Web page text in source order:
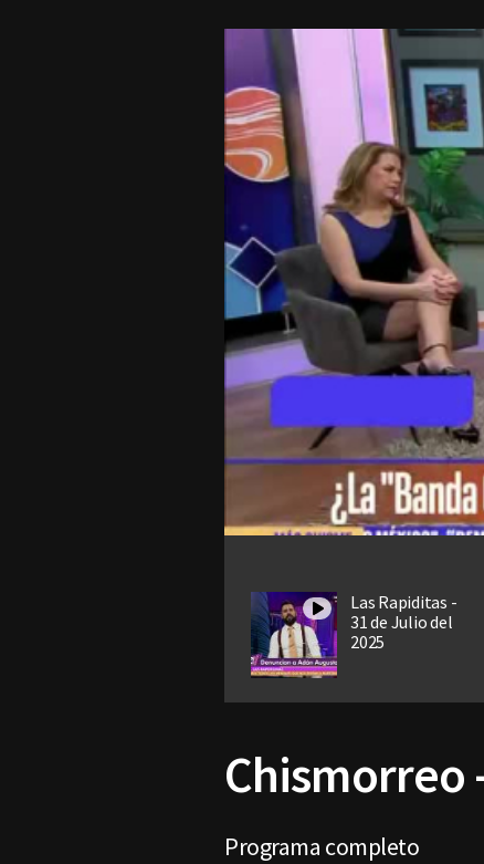
Las Rapiditas -
31 de Julio del
2025
Chismorreo
Programa completo